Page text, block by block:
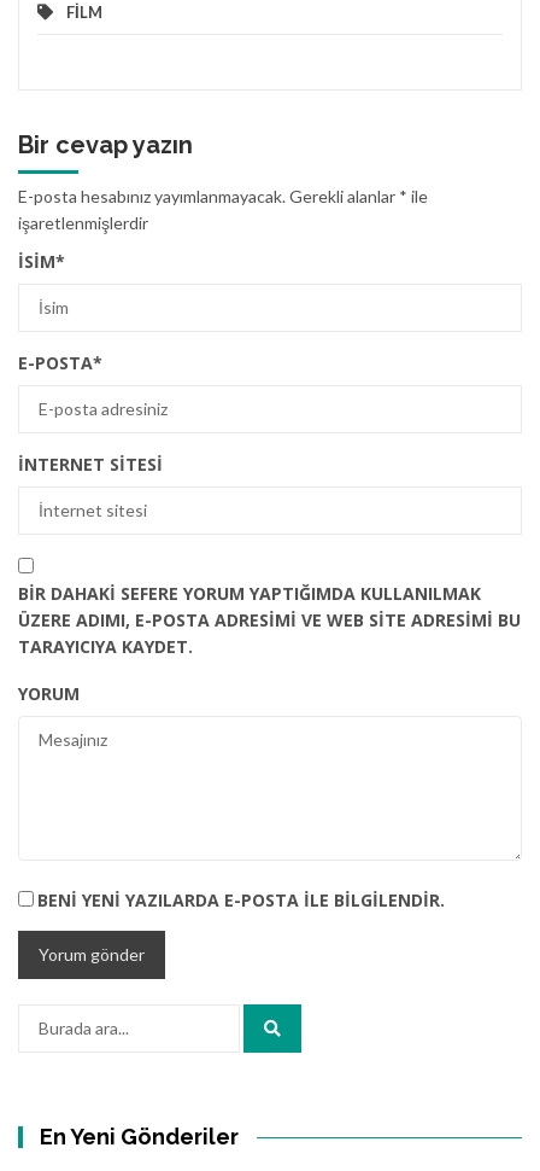
FİLM
Bir cevap yazın
E-posta hesabınız yayımlanmayacak.Gerekli alanlar * ile
işaretlenmişlerdir
İSIM*
E-POSTA*
İNTERNET SITESI
BIR DAHAKI SEFERE YORUM YAPTIĞIMDA KULLANILMAK
ÜZERE ADIMI, E-POSTA ADRESIMI VE WEB SITE ADRESIMI BU
TARAYICIYA KAYDET.
YORUM
BENI YENI YAZILARDA E-POSTA ILE BILGILENDIR.
En Yeni Gönderiler